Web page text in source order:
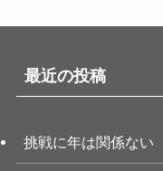
最近の投稿
挑戦に年は関係ない